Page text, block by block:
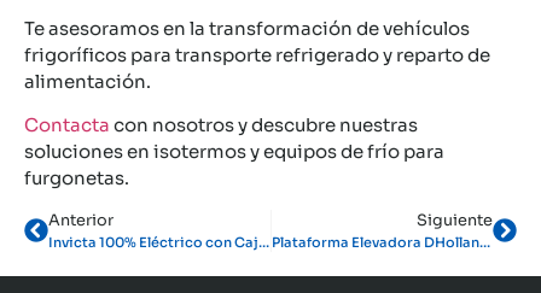
Te asesoramos en la transformación de vehículos
frigoríficos para transporte refrigerado y reparto de
alimentación.
Contacta con nosotros y descubre nuestras
soluciones en isotermos y equipos de frío para
furgonetas.
Anterior
Invicta 100% Eléctrico con Caja Isoterma y Equipo de Frío Thermo King
Siguiente
Plataforma Elevadora DHollandia de 1000 kg: Instalación en Sevilla